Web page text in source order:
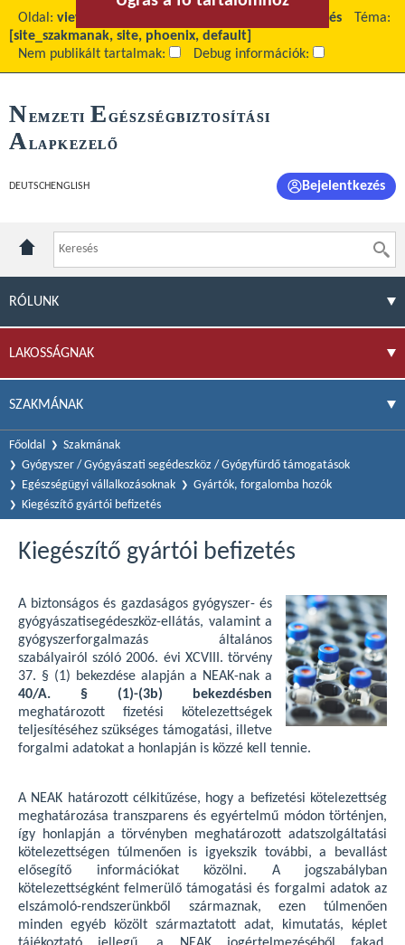
Oldal: view Kiegészítő gyártói befizetés
Téma:
[site_szakmanak, site, phoenix, default]
Nem publikált tartalmak:
Debug információk:
NEMZETI E GÉSZSÉGBIZTOSÍTÁSI
ALAPKEZELŐ
DEUTSCH ENGLISH Bejelentkezés
RÓLUNK
LAKOSSÁGNAK
SZAKMÁNAK
Főoldal
Szakmának
Gyógyszer / Gyógyászati segédeszköz / Gyógyfürdő támogatások
Egészségügyi vállalkozásoknak
Gyártók, forgalomba hozók
Kiegészítő gyártói befizetés
Kiegészítő gyártói befizetés
A biztonságos és gazdaságos gyógyszer- és
gyógyászatisegédeszköz-ellátás, valamint a
gyógyszerforgalmazás általános
szabályairól szóló 2006. évi XCVIII. törvény
37. § (1) bekezdése alapján a NEAK-nak a
40/A. § (1)-(3b) bekezdésben
meghatározott fizetési kötelezettségek
teljesítéséhez szükséges támogatási, illetve
forgalmi adatokat a honlapján is közzé kell tennie.
A NEAK határozott célkitűzése, hogy a befizetési kötelezettség
meghatározása transzparens és egyértelmű módon történjen,
így honlapján a törvényben meghatározott adatszolgáltatási
kötelezettségen túlmenően is igyekszik további, a bevallást
elősegítő információkat közölni. A jogszabályban
kötelezettségként felmerülő támogatási és forgalmi adatok az
elszámoló-rendszerünkből származnak, ezen túlmenően
minden egyéb közölt származtatott adat, kimutatás, képlet